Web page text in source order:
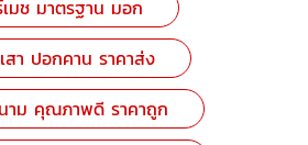
เมช มาตรฐาน มอก
สา ปอกคาน ราคาส่ง
าม คุณภาพดี ราคาถูก